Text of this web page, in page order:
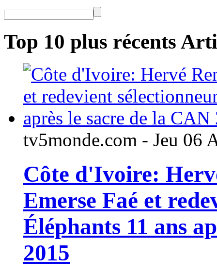
Top 10 plus récents
tv5monde.com - Jeu 06
Côte d'Ivoire:
Emerse Faé et
Éléphants 11 ans
2015